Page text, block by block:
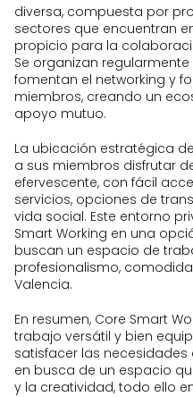
Acceso a
usuarios
antes o
laboral.
Sistema
diversa, compuesta por
sectores que encuentran
propicio para la
Se organizan
fomentan el networking y
miembros, creando un
apoyo mutuo.
La ubicación estratégica
a sus miembros disfrutar
efervescente, con fácil
servicios, opciones de
vida social. Este entorno
Smart Working en una
buscan un espacio de
profesionalismo,
Valencia.
En resumen, Core Smart
trabajo versátil y bien
satisfacer las
en busca de un espacio
y la creatividad, todo ello